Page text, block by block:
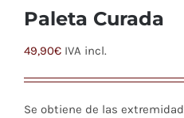
Paleta Curada
49,90€ IVA incl.
Se obtiene de las